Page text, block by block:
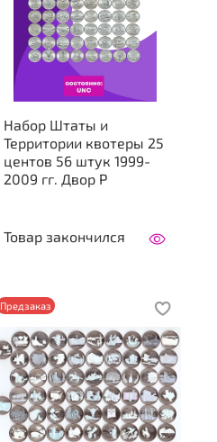
Набор Штаты и
Территории квотеры 25
центов 56 штук 1999-
2009 гг. Двор P
Товар закончился
Предзаказ